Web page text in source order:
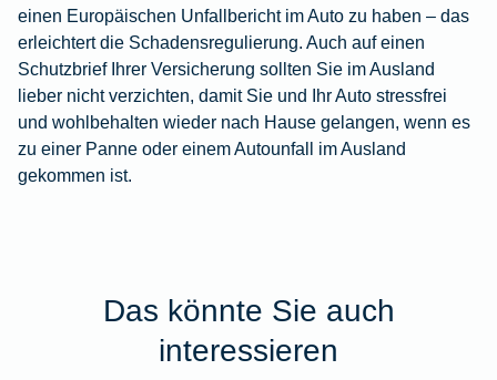
einen Europäischen Unfallbericht im Auto zu haben – das
erleichtert die Schadensregulierung. Auch auf einen
SchutzbriefIhrer Versicherung sollten Sie im Ausland
lieber nicht verzichten, damit Sie und Ihr Auto stressfrei
und wohlbehalten wieder nach Hause gelangen, wenn es
zu einer Panne oder einem Autounfall im Ausland
gekommen ist.
Das könnte Sie auch
interessieren